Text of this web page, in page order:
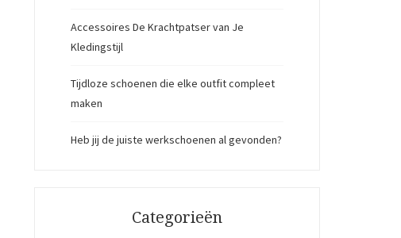
Accessoires De Krachtpatser van Je
Kledingstijl
Tijdloze schoenen die elke outfit compleet
maken
Heb jij de juiste werkschoenen al gevonden?
Categorieën